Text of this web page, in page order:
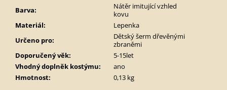
Barva:
Nátěr imitující vzhled
kovu
Materiál:
Lepenka
Určeno pro:
Dětský šerm dřevěnými
zbraněmi
Doporučený věk:
5-15let
Vhodný doplněk kostýmu:
ano
Hmotnost: 0,13 kg